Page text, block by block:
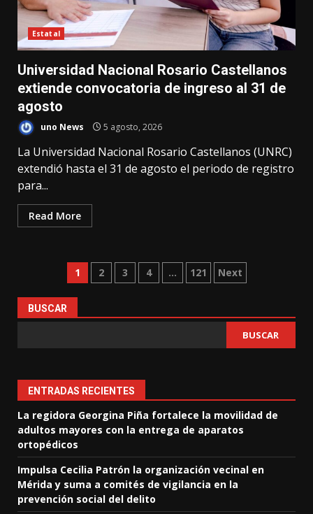
Estatal
Universidad Nacional Rosario Castellanos
extiende convocatoria de ingreso al 31 de
agosto
uno News 5 agosto, 2026
La Universidad Nacional Rosario Castellanos (UNRC)
extendió hasta el 31 de agosto el periodo de registro
para...
Read More
Paginación
de
entradas
1 2 3 4 … 121 Next
BUSCAR
BUSCAR
ENTRADAS RECIENTES
La regidora Georgina Piña fortalece la movilidad de
adultos mayores con la entrega de aparatos
ortopédicos
Impulsa Cecilia Patrón la organización vecinal en
Mérida y suma a comités de vigilancia en la
prevención social del delito